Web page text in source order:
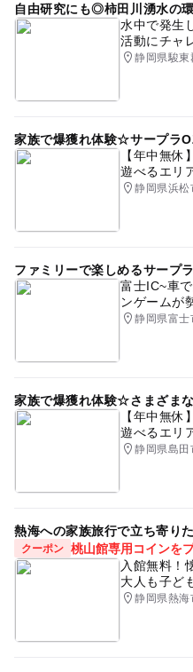
自由研究にも◎柿田川湧水の
水中で発生
活動にチャ
静岡県駿東
家族で爆獲れ体験☆サープラ
【年中無
遊べるエリ
静岡県浜松
ファミリーで楽しめるサープ
富士IC~車
ンゲームが
静岡県富士
家族で爆獲れ体験☆さまざま
【年中無
遊べるエリ
静岡県島田
熱海への家族旅行で立ち寄り
クーポン 桃山館専用コインを
入館無料！
大人も子ど
静岡県熱海